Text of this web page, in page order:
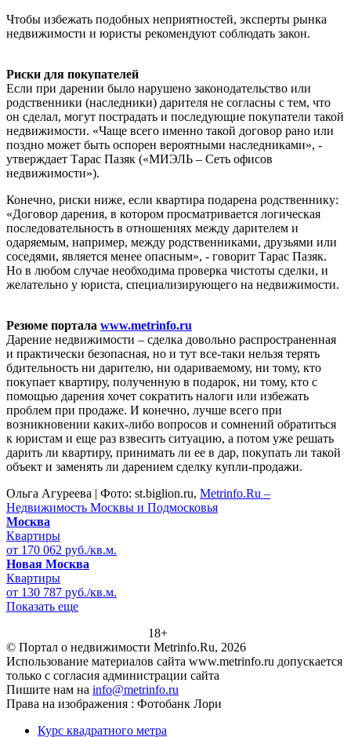
Чтобы избежать подобных неприятностей, эксперты рынка
недвижимости и юристы рекомендуют соблюдать закон.
Риски для покупателей
Если при дарении было нарушено законодательство или
родственники (наследники) дарителя не согласны с тем, что
он сделал, могут пострадать и последующие покупатели такой
недвижимости. «Чаще всего именно такой договор рано или
поздно может быть оспорен вероятными наследниками», -
утверждает Тарас Пазяк («МИЭЛЬ – Сеть офисов
недвижимости»).
Конечно, риски ниже, если квартира подарена родственнику:
«Договор дарения, в котором просматривается логическая
последовательность в отношениях между дарителем и
одаряемым, например, между родственниками, друзьями или
соседями, является менее опасным», - говорит Тарас Пазяк.
Но в любом случае необходима проверка чистоты сделки, и
желательно у юриста, специализирующего на недвижимости.
Резюме портала www.metrinfo.ru
Дарение недвижимости – сделка довольно распространенная
и практически безопасная, но и тут все-таки нельзя терять
бдительность ни дарителю, ни одариваемому, ни тому, кто
покупает квартиру, полученную в подарок, ни тому, кто с
помощью дарения хочет сократить налоги или избежать
проблем при продаже. И конечно, лучше всего при
возникновении каких-либо вопросов и сомнений обратиться
к юристам и еще раз взвесить ситуацию, а потом уже решать
дарить ли квартиру, принимать ли ее в дар, покупать ли такой
объект и заменять ли дарением сделку купли-продажи.
Ольга Агуреева | Фото: st.biglion.ru, Metrinfo.Ru –
Недвижимость Москвы и Подмосковья
Москва
Квартиры
от 170 062 руб./кв.м.
Новая Москва
Квартиры
от 130 787 руб./кв.м.
Показать еще
18+
© Портал о недвижимости Metrinfo.Ru, 2026
Использование материалов сайта www.metrinfo.ru допускается
только с согласия администрации сайта
Пишите нам на info@metrinfo.ru
Права на изображения : Фотобанк Лори
Курс квадратного метра